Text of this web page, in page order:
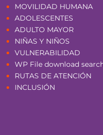
MOVILIDAD HUMANA
ADOLESCENTES
ADULTO MAYOR
NIÑAS Y NIÑOS
VULNERABILIDAD
WP File download
RUTAS DE ATENCIÓN
INCLUSIÓN